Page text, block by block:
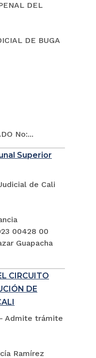
DEL
DE BUGA
No:...
Superior
de Cali
00428 00
Guapacha
CIRCUITO
DE
Admite trámite
Ramírez